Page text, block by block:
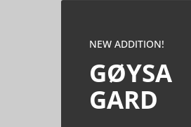
NEW ADDITION!
GØYSA
GARD